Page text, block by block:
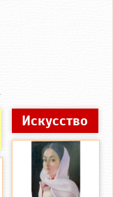
Искусство